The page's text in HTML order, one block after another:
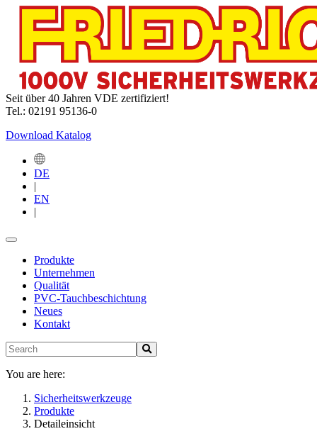
Seit über 40 Jahren VDE zertifiziert!
Tel.: 02191 95136-0
Download Katalog
DE
|
EN
|
Produkte
Unternehmen
Qualität
PVC-Tauchbeschichtung
Neues
Kontakt
You are here:
Sicherheitswerkzeuge
Produkte
Detaileinsicht